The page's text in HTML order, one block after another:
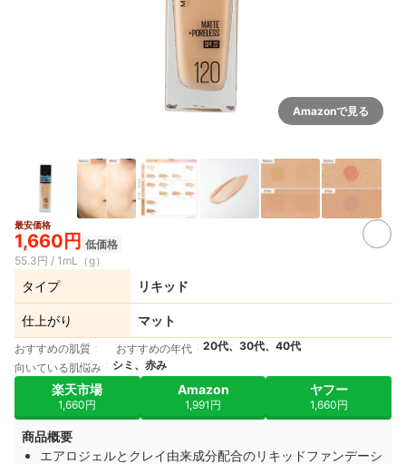
Amazonで見る
最安価格
1,660円 低価格
55.3円 / 1mL（g）
タイプ リキッド
仕上がり マット
おすすめの肌質 おすすめの年代
20代、30代、40代
向いている肌悩み
シミ、赤み
楽天市場
1,660円
Amazon
1,991円
ヤフー
1,660円
商品概要
エアロジェルとクレイ由来成分配合のリキッドファンデーシ